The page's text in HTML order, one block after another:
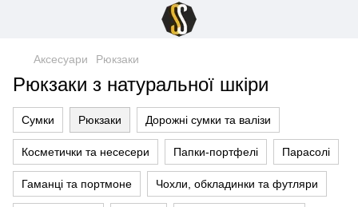
Аксесуари Рюкзаки
Рюкзаки з натуральної шкіри
Сумки Рюкзаки Дорожні сумки та валізи
Косметички та несесери Папки-портфелі Парасолі
Гаманці та портмоне Чохли, обкладинки та футляри